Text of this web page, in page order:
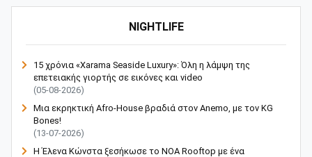
NIGHTLIFE
15 χρόνια «Xarama Seaside Luxury»: Όλη η λάμψη της
επετειακής γιορτής σε εικόνες και video
(05-08-2026)
Μια εκρηκτική Afro-House βραδιά στον Anemo, με τον KG
Bones!
(13-07-2026)
Η Έλενα Κώνστα ξεσήκωσε το NOA Rooftop με ένα